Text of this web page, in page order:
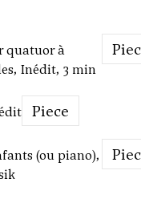
quatuor à
Inédit, 3 min
Piece
(ou piano),